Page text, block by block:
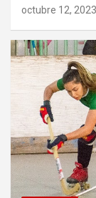
octubre 12, 2023